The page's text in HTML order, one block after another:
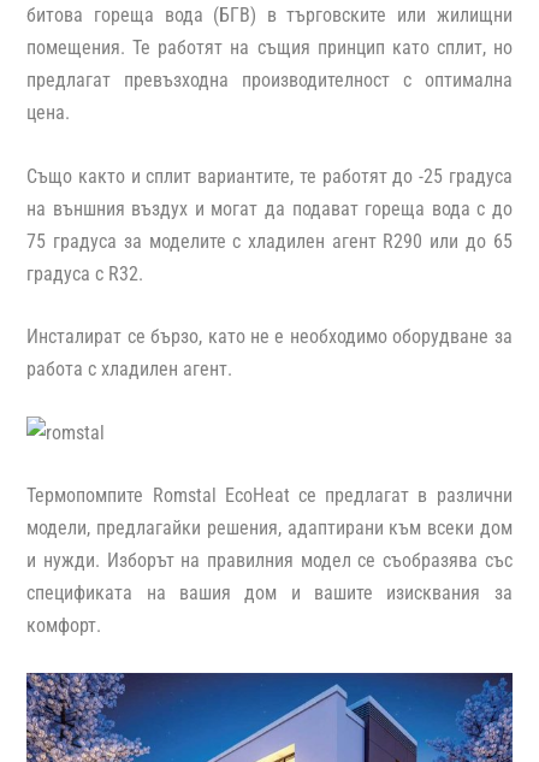
битова гореща вода (БГВ) в търговските или жилищни
помещения. Те работят на същия принцип като сплит, но
предлагат превъзходна производителност с оптимална
цена.
Също както и сплит вариантите, те работят до -25 градуса
на външния въздух и могат да подават гореща вода с до
75 градуса за моделите с хладилен агент R290 или до 65
градуса с R32.
Инсталират се бързо, като не е необходимо оборудване за
работа с хладилен агент.
Термопомпите Romstal EcoHeat се предлагат в различни
модели, предлагайки решения, адаптирани към всеки дом
и нужди. Изборът на правилния модел се съобразява със
спецификата на вашия дом и вашите изисквания за
комфорт.